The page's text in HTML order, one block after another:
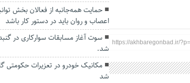
https://akhbaregonbad.ir/
حمایت همه‌جانبه از فعالان بخش
اعصاب و روان باید در دستور کار باشد
سوت آغاز مسابقات سوارکاری در
شد.
مکانیک خودرو در تعزیرات حکومتی
شد